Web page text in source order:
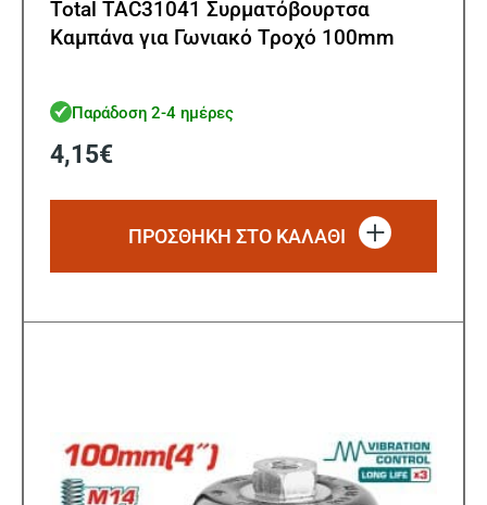
Total TAC31041 Συρματόβουρτσα
Καμπάνα για Γωνιακό Τροχό 100mm
Παράδοση 2-4 ημέρες
4,15€
ΠΡΟΣΘΗΚΗ ΣΤΟ ΚΑΛΑΘΙ